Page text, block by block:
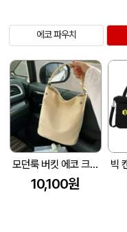
에코 파우치
모던룩 버킷 에코 크로스백 M8
10,100원